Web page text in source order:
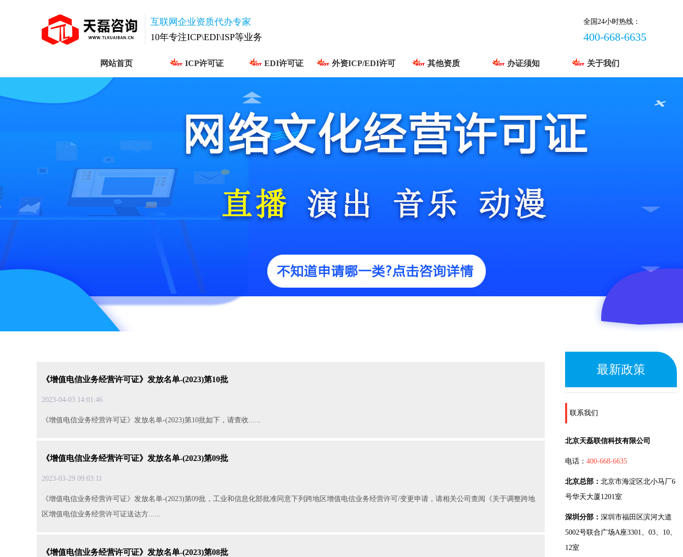
互联网企业资质代办专家
10年专注ICP\EDI\ISP等业务
全国24小时热线：
400-668-6635
网站首页 ICP许可证 EDI许可证 外资ICP/EDI许可 其他资质 办证须知 关于我们
《增值电信业务经营许可证》发放名单-(2023)第10批
2023-04-0314:01:46
《增值电信业务经营许可证》发放名单-(2023)第10批如下，请查收......
《增值电信业务经营许可证》发放名单-(2023)第09批
2023-03-2909:03:11
《增值电信业务经营许可证》发放名单-(2023)第09批，工业和信息化部批准同意下列跨地区增值电信业务经营许可/变更申请，请相关公司查阅《关于调整跨地
区增值电信业务经营许可证送达方......
《增值电信业务经营许可证》发放名单-(2023)第08批
最新政策
联系我们
北京天磊联信科技有限公司
电话： 400-668-6635
北京总部： 北京市海淀区北小马厂6
号华天大厦1201室
深圳分部： 深圳市福田区滨河大道
5002号联合广场A座3301、03、10、
12室